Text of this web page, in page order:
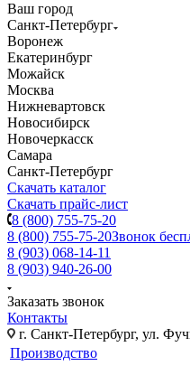
Ваш город
Санкт-Петербург
Воронеж
Екатеринбург
Можайск
Москва
Нижневартовск
Новосибирск
Новочеркасск
Самара
Санкт-Петербург
Скачать каталог
Скачать прайс-лист
8 (800) 755-75-20
8 (800) 755-75-20Звонок
8 (903) 068-14-11
8 (903) 940-26-00
Заказать звонок
Контакты
г. Санкт-Петербург, ул.
Производство